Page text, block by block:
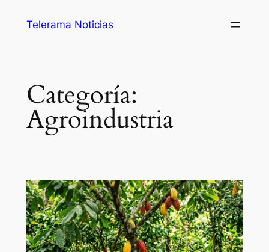
Telerama Noticias
Categoría:
Agroindustria